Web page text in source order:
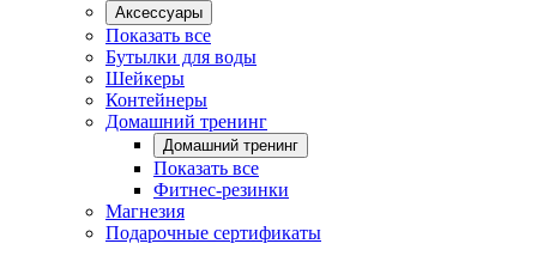
Аксессуары
Показать все
Бутылки для воды
Шейкеры
Контейнеры
Домашний тренинг
Домашний тренинг
Показать все
Фитнес-резинки
Магнезия
Подарочные сертификаты